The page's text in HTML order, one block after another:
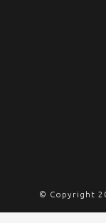
© Copyright